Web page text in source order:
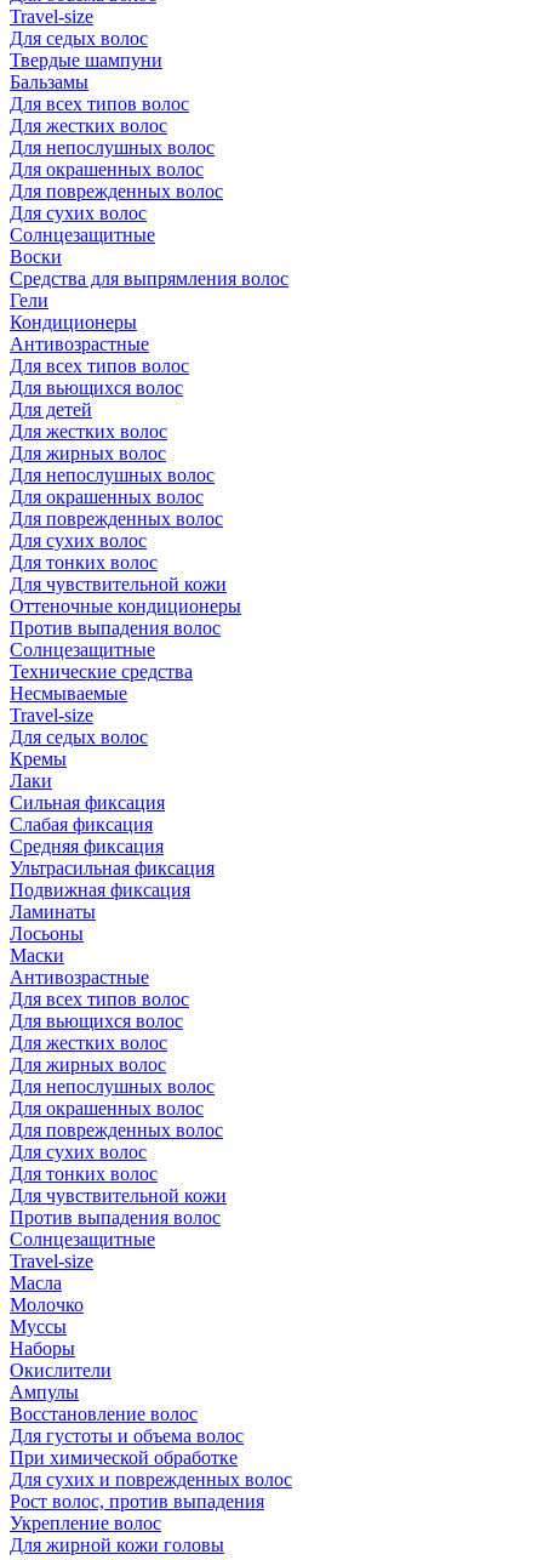
Travel-size
Для седых волос
Твердые шампуни
Бальзамы
Для всех типов волос
Для жестких волос
Для непослушных волос
Для окрашенных волос
Для поврежденных волос
Для сухих волос
Солнцезащитные
Воски
Средства для выпрямления волос
Гели
Кондиционеры
Антивозрастные
Для всех типов волос
Для вьющихся волос
Для детей
Для жестких волос
Для жирных волос
Для непослушных волос
Для окрашенных волос
Для поврежденных волос
Для сухих волос
Для тонких волос
Для чувствительной кожи
Оттеночные кондиционеры
Против выпадения волос
Солнцезащитные
Технические средства
Несмываемые
Travel-size
Для седых волос
Кремы
Лаки
Сильная фиксация
Слабая фиксация
Средняя фиксация
Ультрасильная фиксация
Подвижная фиксация
Ламинаты
Лосьоны
Маски
Антивозрастные
Для всех типов волос
Для вьющихся волос
Для жестких волос
Для жирных волос
Для непослушных волос
Для окрашенных волос
Для поврежденных волос
Для сухих волос
Для тонких волос
Для чувствительной кожи
Против выпадения волос
Солнцезащитные
Travel-size
Масла
Молочко
Муссы
Наборы
Окислители
Ампулы
Восстановление волос
Для густоты и объема волос
При химической обработке
Для сухих и поврежденных волос
Рост волос, против выпадения
Укрепление волос
Для жирной кожи головы